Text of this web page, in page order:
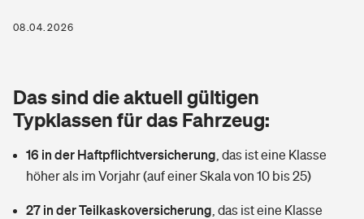
Zur Übersicht
Tools
Wer versichert was: Jetzt Versicherer finden
Glasversicherung
Mietkautionsversicherung
Kinderunfall­ver­si­che­rung
Kinderinvalidität
Reiseversicherung
Private Krankenversicherung
Dread-Disease-Versicherung
Tierkrankenversicherung
08.04.2026
Das sind die aktuell gültigen
Typklassen für das Fahrzeug:
16 in der Haftpflichtversicherung das ist eine Klasse
höher als im Vorjahr (auf einer Skala von 10 bis 25)
27 in der Teilkaskoversicherung das ist eine Klasse